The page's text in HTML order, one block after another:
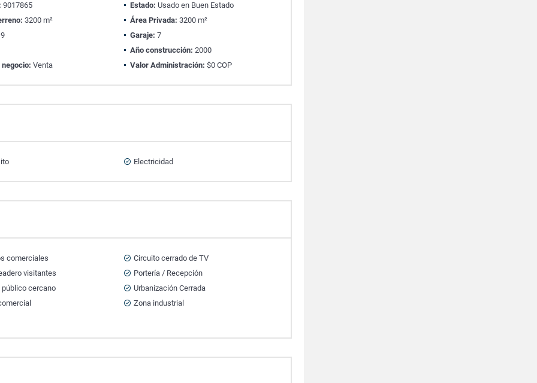
9017865 Estado: Usado en Buen Estado
3200 m² Área Privada: 3200 m²
9 Garaje: 7
Año construcción: 2000
negocio: Venta Valor Administración: $0 COP
Electricidad
comerciales
Circuito cerrado de TV
visitantes
Portería / Recepción
público cercano
Urbanización Cerrada
Zona industrial